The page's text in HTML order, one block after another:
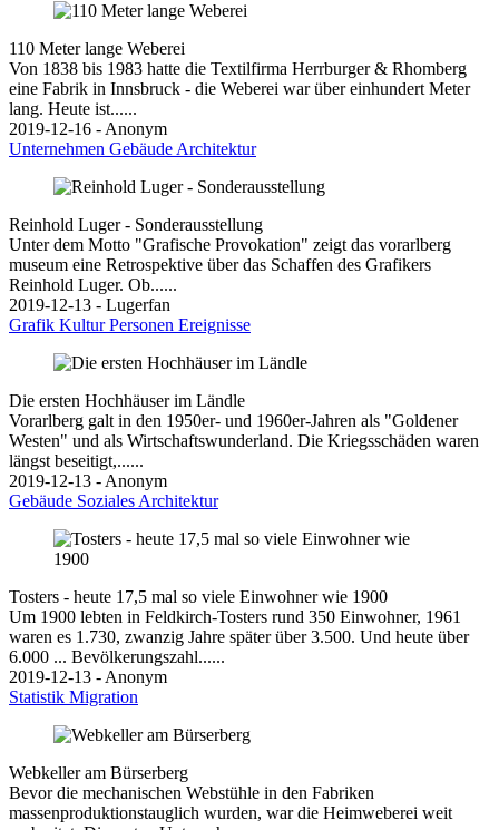
110 Meter lange Weberei
Von 1838 bis 1983 hatte die Textilfirma Herrburger & Rhomberg
eine Fabrik in Innsbruck - die Weberei war über einhundert Meter
lang. Heute ist......
2019-12-16 - Anonym
Unternehmen Gebäude Architektur
Reinhold Luger - Sonderausstellung
Unter dem Motto "Grafische Provokation" zeigt das vorarlberg
museum eine Retrospektive über das Schaffen des Grafikers
Reinhold Luger. Ob......
2019-12-13 - Lugerfan
Grafik KulturPersonen Ereignisse
Die ersten Hochhäuser im Ländle
Vorarlberg galt in den 1950er- und 1960er-Jahren als "Goldener
Westen" und als Wirtschaftswunderland. Die Kriegsschäden waren
längst beseitigt,......
2019-12-13 - Anonym
Gebäude Soziales Architektur
Tosters - heute 17,5 mal so viele Einwohner wie 1900
Um 1900 lebten in Feldkirch-Tosters rund 350 Einwohner, 1961
waren es 1.730, zwanzig Jahre später über 3.500. Und heute über
6.000 ... Bevölkerungszahl......
2019-12-13 - Anonym
Statistik Migration
Webkeller am Bürserberg
Bevor die mechanischen Webstühle in den Fabriken
massenproduktionstauglich wurden, war die Heimweberei weit